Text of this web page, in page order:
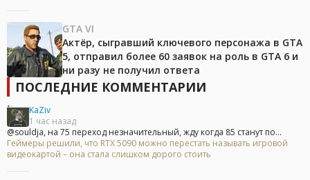
GTA VI
Актёр, сыгравший ключевого персонажа в GTA
5, отправил более 60 заявок на роль в GTA 6 и
ни разу не получил ответа
ПОСЛЕДНИЕ КОММЕНТАРИИ
KaZiv
1 час назад
@souldja, на 75 переход незначительный, жду когда 85 станут по...
Геймеры решили, что RTX 5090 можно перестать называть игровой
видеокартой – она стала слишком дорого стоить